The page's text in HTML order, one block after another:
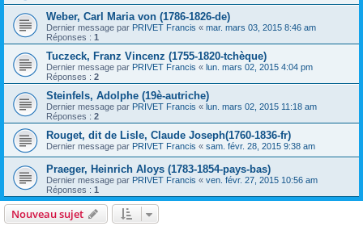
Weber, Carl Maria von (1786-1826-de)
Dernier message par PRIVET Francis « mar. mars 03, 2015 8:46 am
Réponses : 1
Tuczeck, Franz Vincenz (1755-1820-tchèque)
Dernier message par PRIVET Francis « lun. mars 02, 2015 4:04 pm
Réponses : 2
Steinfels, Adolphe (19è-autriche)
Dernier message par PRIVET Francis « lun. mars 02, 2015 11:18 am
Réponses : 2
Rouget, dit de Lisle, Claude Joseph(1760-1836-fr)
Dernier message par PRIVET Francis « sam. févr. 28, 2015 9:38 am
Praeger, Heinrich Aloys (1783-1854-pays-bas)
Dernier message par PRIVET Francis « ven. févr. 27, 2015 10:56 am
Réponses : 1
Nouveau sujet